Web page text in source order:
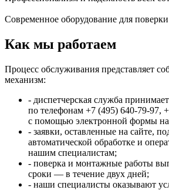
Современное оборудование для
Как мы работаем
Процесс обслуживания представляет
механизм:
- диспетчерская служба
по телефонам +7 (495) 640-79-97,
с помощью электронной формы на
- заявки, оставленные на сайте,
автоматической обработке и
нашим специалистам;
- поверка и монтажные работы
сроки — в течение двух дней;
- наши специалисты оказывают